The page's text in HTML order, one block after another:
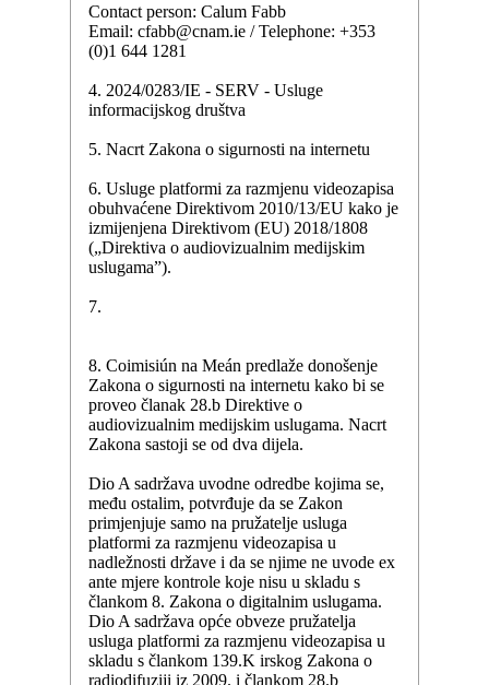
Contact person: Calum Fabb
Email: cfabb@cnam.ie / Telephone: +353
(0)1 644 1281
4. 2024/0283/IE - SERV - Usluge
informacijskog društva
5. Nacrt Zakona o sigurnosti na internetu
6. Usluge platformi za razmjenu videozapisa
obuhvaćene Direktivom 2010/13/EU kako je
izmijenjena Direktivom (EU) 2018/1808
(„Direktiva o audiovizualnim medijskim
uslugama”).
7.
8. Coimisiún na Meán predlaže donošenje
Zakona o sigurnosti na internetu kako bi se
proveo članak 28.b Direktive o
audiovizualnim medijskim uslugama. Nacrt
Zakona sastoji se od dva dijela.
Dio A sadržava uvodne odredbe kojima se,
među ostalim, potvrđuje da se Zakon
primjenjuje samo na pružatelje usluga
platformi za razmjenu videozapisa u
nadležnosti države i da se njime ne uvode ex
ante mjere kontrole koje nisu u skladu s
člankom 8. Zakona o digitalnim uslugama.
Dio A sadržava opće obveze pružatelja
usluga platformi za razmjenu videozapisa u
skladu s člankom 139.K irskog Zakona o
radiodifuziji iz 2009. i člankom 28.b